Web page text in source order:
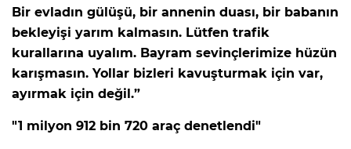
Bir evladın gülüşü, bir annenin duası, bir babanın
bekleyişi yarım kalmasın. Lütfen trafik
kurallarına uyalım. Bayram sevinçlerimize hüzün
karışmasın. Yollar bizleri kavuşturmak için var,
ayırmak için değil.”
"1 milyon 912 bin 720 araç denetlendi"